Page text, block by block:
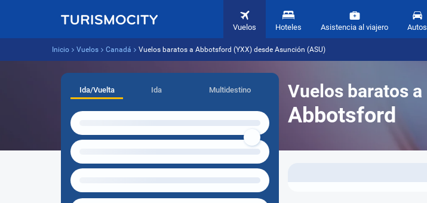
Vuelos Hoteles Asistencia al viajero Autos
Inicio Vuelos Canadá Vuelos baratos a Abbotsford (YXX) desde Asunción (ASU)
Vuelos baratos a
Abbotsford
Ida/Vuelta Ida Multidestino